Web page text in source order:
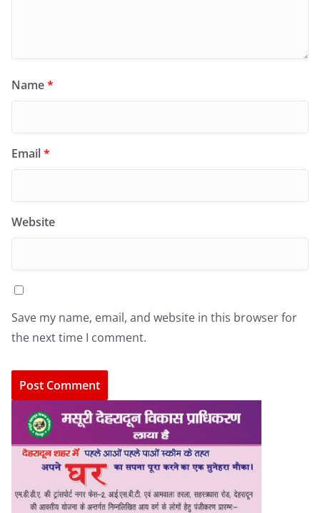
Name*
Email*
Website
Save my name, email, and website in this browser for
the next time I comment.